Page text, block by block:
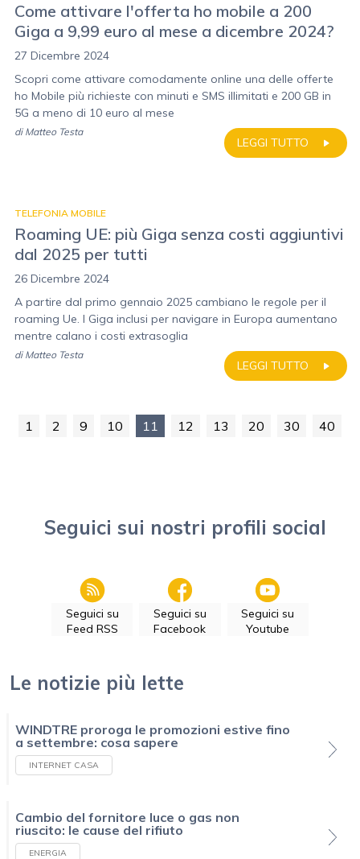
Come attivare l'offerta ho mobile a 200
Giga a 9,99 euro al mese a dicembre 2024?
27 Dicembre 2024
Scopri come attivare comodamente online una delle offerte
ho Mobile più richieste con minuti e SMS illimitati e 200 GB in
5G a meno di 10 euro al mese
LEGGI TUTTO
di Matteo Testa
TELEFONIA MOBILE
Roaming UE: più Giga senza costi aggiuntivi
dal 2025 per tutti
26 Dicembre 2024
A partire dal primo gennaio 2025 cambiano le regole per il
roaming Ue. I Giga inclusi per navigare in Europa aumentano
mentre calano i costi extrasoglia
LEGGI TUTTO
di Matteo Testa
1 2 9 10 11 12 13 20 30 40
Seguici sui nostri profili social
Seguici su
Feed RSS
Seguici su
Facebook
Seguici su
Youtube
Le notizie più lette
WINDTRE proroga le promozioni estive fino
a settembre: cosa sapere
INTERNET CASA
Cambio del fornitore luce o gas non
riuscito: le cause del rifiuto
ENERGIA